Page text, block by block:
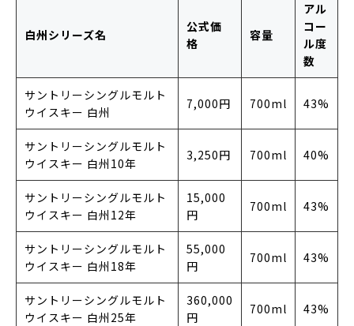
白州シリーズ名
公式価
格
容量
アル
コー
ル度
数
サントリーシングルモルト
ウイスキー 白州
7,000円 700ml 43%
サントリーシングルモルト
ウイスキー 白州10年
3,250円 700ml 40%
サントリーシングルモルト
ウイスキー 白州12年
15,000
円
700ml 43%
サントリーシングルモルト
ウイスキー 白州18年
55,000
円
700ml 43%
サントリーシングルモルト
ウイスキー 白州25年
360,000
円
700ml 43%